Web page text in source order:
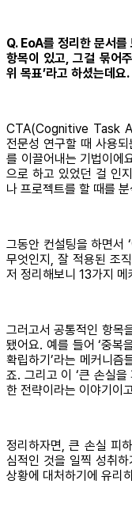
Q. EoA를 정리한 문서
항목이 있고, 그걸 묶어
위 목표’라고 하셨는데
CTA(Cognitive Task
전문성 연구할 때 사용
를 이끌어내는 기법이에
으로 하고 있었던 걸 인
나 프로젝트를 할 때를
그동안 컨설팅을 하면서
무엇인지, 잘 적용된 조
저 정리해보니 13가지
그러고서 공통적인 항목
됐어요. 예를 들어 ‘중복
확립하기’라는 메커니즘
죠. 그리고 이 ‘큰 손실
한 전략이라는 이야기이
정리하자면, 큰 손실 피
심적인 것을 일찍 성취
상황에 대처하기에 유리